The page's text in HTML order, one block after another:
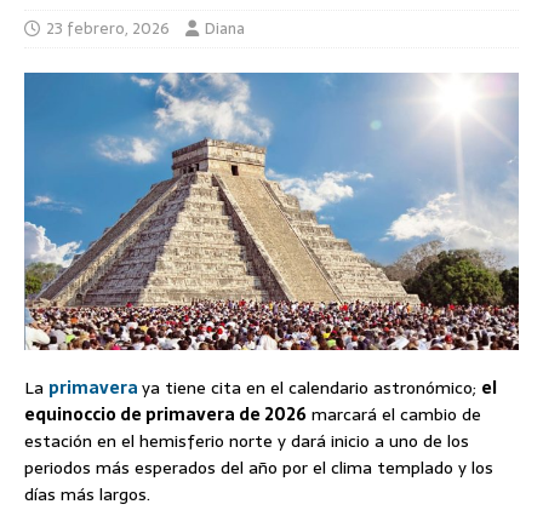
23 febrero, 2026 Diana
La primaveraya tiene cita en el calendario astronómico; el
equinoccio de primavera de 2026 marcará el cambio de
estación en el hemisferio norte y dará inicio a uno de los
periodos más esperados del año por el clima templado y los
días más largos.